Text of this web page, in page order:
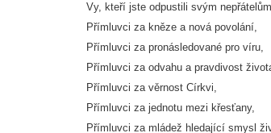
Vy, kteří jste odpustili svým
Přímluvci za kněze a nová povolání,
Přímluvci za pronásledované pro víru,
Přímluvci za odvahu a pravdivost
Přímluvci za věrnost Církvi,
Přímluvci za jednotu mezi křesťany,
Přímluvci za mládež hledající smysl